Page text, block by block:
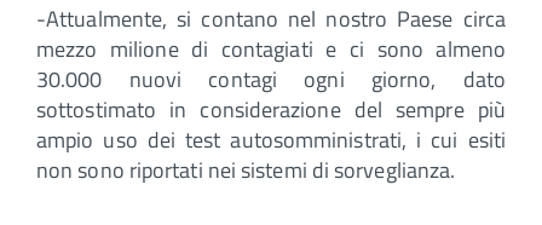
-Attualmente, si contano nel nostro Paese circa
mezzo milione di contagiati e ci sono almeno
30.000 nuovi contagi ogni giorno, dato
sottostimato in considerazione del sempre più
ampio uso dei test autosomministrati, i cui esiti
non sono riportati nei sistemi di sorveglianza.